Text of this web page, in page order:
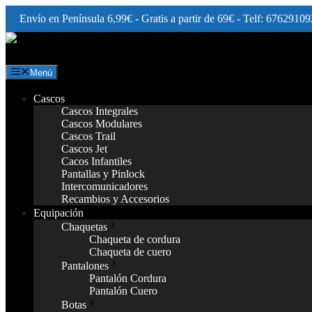
Envío en Península 6,99€ - Gratis a partir de 69€ - Telf:
Saltar
contenido
Menú
Cascos
Cascos Integrales
Cascos Modulares
Cascos Trail
Cascos Jet
Cacos Infantiles
Pantallas y Pinlock
Intercomunicadores
Recambios y Accesorios
Equipación
Chaquetas
Chaqueta de cordura
Chaqueta de cuero
Pantalones
Pantalón Cordura
Pantalón Cuero
Botas